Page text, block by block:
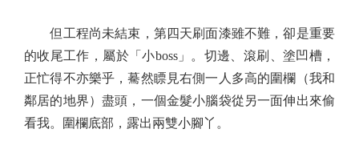
但工程尚未結束，第四天刷面漆雖不難，卻是重要
的收尾工作，屬於「小boss」。切邊、滾刷、塗凹槽，
正忙得不亦樂乎，驀然瞟見右側一人多高的圍欄（我和
鄰居的地界）盡頭，一個金髮小腦袋從另一面伸出來偷
看我。圍欄底部，露出兩雙小腳丫。